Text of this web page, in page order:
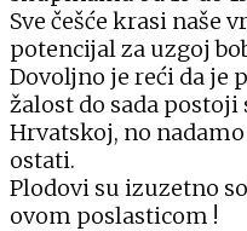
Sve češće krasi naše
potencijal za uzgoj
Dovoljno je reći da je
žalost do sada
Hrvatskoj, no nadamo
ostati.
Plodovi su izuzetno
ovom poslasticom !